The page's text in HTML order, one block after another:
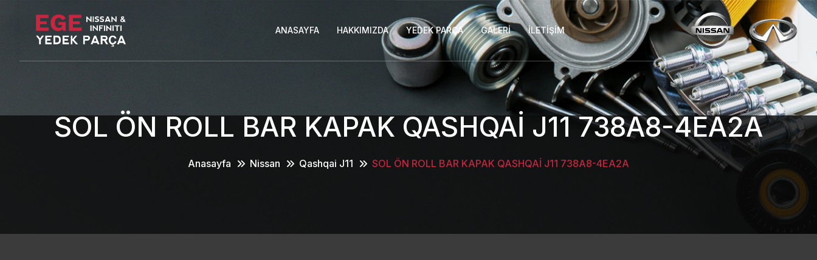
ANASAYFA HAKKIMIZDA YEDEK PARÇA GALERI İLETIŞIM
SOL ÖN ROLL BAR KAPAK QASHQAİ J11 738A8-4EA2A
Anasayfa Nissan Qashqai J11 SOL ÖN ROLL BAR KAPAK QASHQAİ J11 738A8-4EA2A